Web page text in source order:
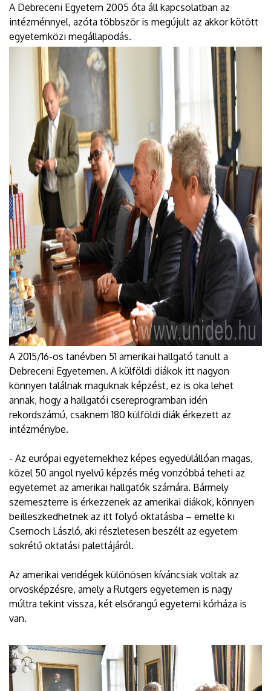
A Debreceni Egyetem 2005 óta áll kapcsolatban az
intézménnyel, azóta többször is megújult az akkor kötött
egyetemközi megállapodás.
A 2015/16-os tanévben 51 amerikai hallgató tanult a
Debreceni Egyetemen. A külföldi diákok itt nagyon
könnyen találnak maguknak képzést, ez is oka lehet
annak, hogy a hallgatói csereprogramban idén
rekordszámú, csaknem 180 külföldi diák érkezett az
intézménybe.
- Az európai egyetemekhez képes egyedülállóan magas,
közel 50 angol nyelvű képzés még vonzóbbá teheti az
egyetemet az amerikai hallgatók számára. Bármely
szemeszterre is érkezzenek az amerikai diákok, könnyen
beilleszkedhetnek az itt folyó oktatásba – emelte ki
Csernoch László, aki részletesen beszélt az egyetem
sokrétű oktatási palettájáról.
Az amerikai vendégek különösen kíváncsiak voltak az
orvosképzésre, amely a Rutgers egyetemen is nagy
múltra tekint vissza, két elsőrangú egyetemi kórháza is
van.